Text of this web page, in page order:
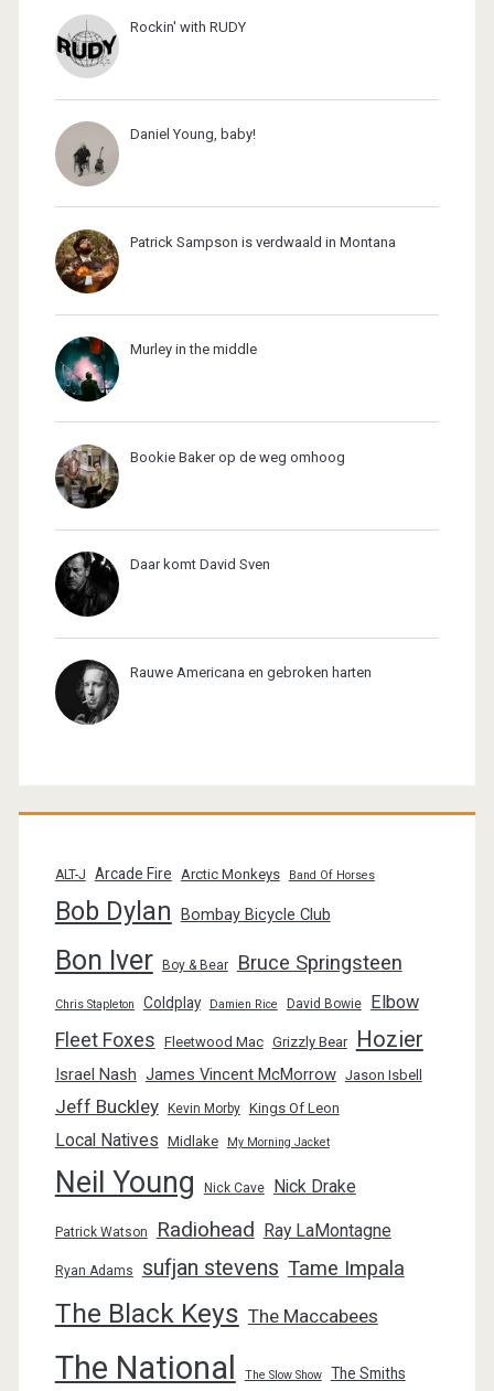
Rockin' with RUDY
Daniel Young, baby!
Patrick Sampson is verdwaald in Montana
Murley in the middle
Bookie Baker op de weg omhoog
Daar komt David Sven
Rauwe Americana en gebroken harten
ALT-J Arcade Fire Arctic Monkeys Band Of Horses
Bob Dylan Bombay Bicycle Club
Bon Iver Boy & Bear Bruce Springsteen
Chris Stapleton Coldplay Damien Rice David Bowie Elbow
Fleet Foxes Fleetwood Mac Grizzly Bear Hozier
Israel Nash James Vincent McMorrow Jason Isbell
Jeff Buckley Kevin Morby Kings Of Leon
Local Natives Midlake My Morning Jacket
Neil Young Nick Cave Nick Drake
Patrick Watson Radiohead Ray LaMontagne
Ryan Adams sufjan stevens Tame Impala
The Black Keys The Maccabees
The National The Slow Show The Smiths